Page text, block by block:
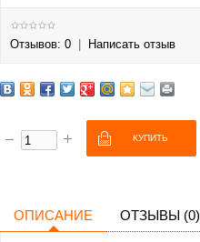
Отзывов: 0 Написать отзыв
ОПИСАНИЕ ОТЗЫВЫ (0)